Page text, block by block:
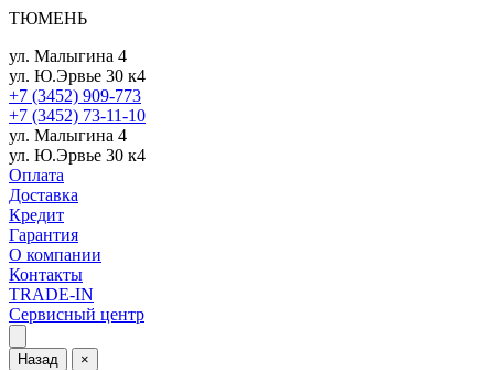
ТЮМЕНЬ
ул. Малыгина 4
ул. Ю.Эрвье 30 к4
+7 (3452) 909-773
+7 (3452) 73-11-10
ул. Малыгина 4
ул. Ю.Эрвье 30 к4
Оплата
Доставка
Кредит
Гарантия
О компании
Контакты
TRADE-IN
Сервисный центр
Назад ×